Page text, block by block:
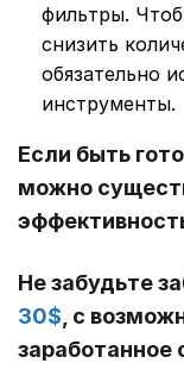
фильтры.
снизить
обязательно
инструменты.
Если быть
можно
Не забудьте
30$, с
заработанное